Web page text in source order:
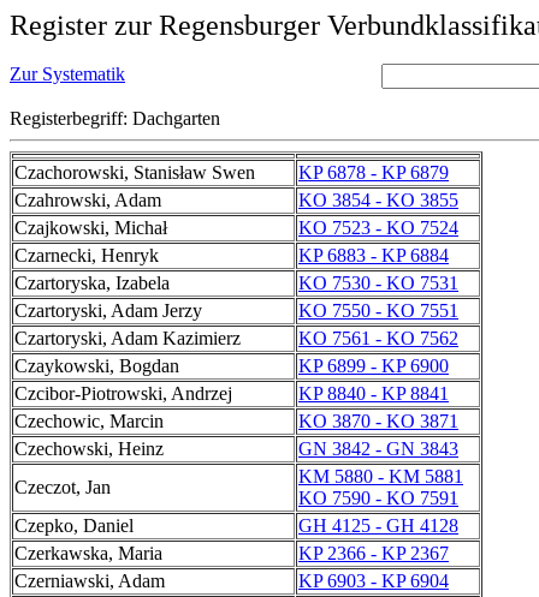
Register zur Regensburger
Zur Systematik
Registerbegriff: Dachgarten
Czachorowski, Stanisław Swen
KP 6878 - KP 6879
Czahrowski, Adam
KO 3854 - KO 3855
Czajkowski, Michał
KO 7523 - KO 7524
Czarnecki, Henryk
KP 6883 - KP 6884
Czartoryska, Izabela
KO 7530 - KO 7531
Czartoryski, Adam Jerzy
KO 7550 - KO 7551
Czartoryski, Adam Kazimierz
KO 7561 - KO 7562
Czaykowski, Bogdan
KP 6899 - KP 6900
Czcibor-Piotrowski, Andrzej
KP 8840 - KP 8841
Czechowic, Marcin
KO 3870 - KO 3871
Czechowski, Heinz
GN 3842 - GN 3843
Czeczot, Jan
KM 5880 - KM 5881
KO 7590 - KO 7591
Czepko, Daniel
GH 4125 - GH 4128
Czerkawska, Maria
KP 2366 - KP 2367
Czerniawski, Adam
KP 6903 - KP 6904